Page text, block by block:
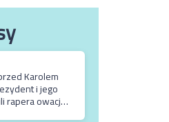
Karolem
i jego
rapera owacją